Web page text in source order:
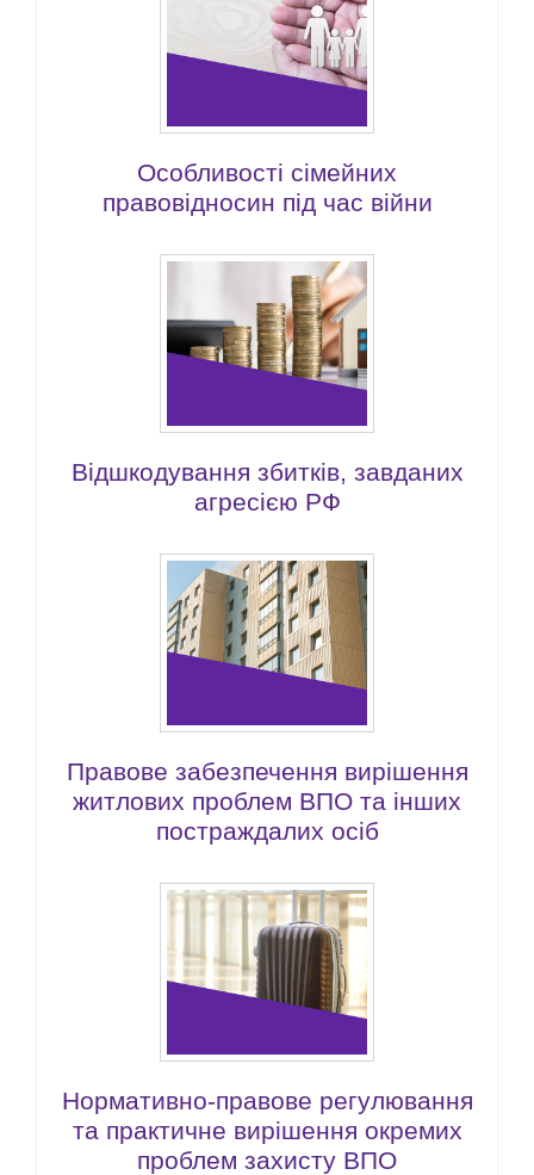
Особливості сімейних
правовідносин під час війни
Відшкодування збитків, завданих
агресією РФ
Правове забезпечення вирішення
житлових проблем ВПО та інших
постраждалих осіб
Нормативно-правове регулювання
та практичне вирішення окремих
проблем захисту ВПО